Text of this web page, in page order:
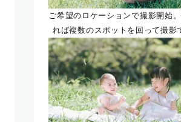
ご希望のロケーションで撮影開始
れば複数のスポットを回って撮影